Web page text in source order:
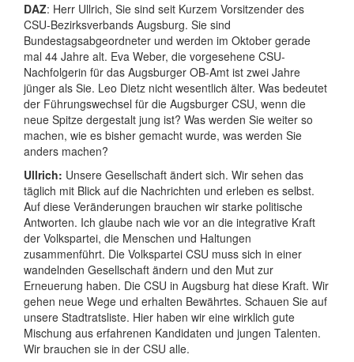
DAZ: Herr Ullrich, Sie sind seit Kurzem Vorsitzender des
CSU-Bezirksverbands Augsburg. Sie sind
Bundestagsabgeordneter und werden im Oktober gerade
mal 44 Jahre alt. Eva Weber, die vorgesehene CSU-
Nachfolgerin für das Augsburger OB-Amt ist zwei Jahre
jünger als Sie. Leo Dietz nicht wesentlich älter. Was bedeutet
der Führungswechsel für die Augsburger CSU, wenn die
neue Spitze dergestalt jung ist? Was werden Sie weiter so
machen, wie es bisher gemacht wurde, was werden Sie
anders machen?
Ullrich: Unsere Gesellschaft ändert sich. Wir sehen das
täglich mit Blick auf die Nachrichten und erleben es selbst.
Auf diese Veränderungen brauchen wir starke politische
Antworten. Ich glaube nach wie vor an die integrative Kraft
der Volkspartei, die Menschen und Haltungen
zusammenführt. Die Volkspartei CSU muss sich in einer
wandelnden Gesellschaft ändern und den Mut zur
Erneuerung haben. Die CSU in Augsburg hat diese Kraft. Wir
gehen neue Wege und erhalten Bewährtes. Schauen Sie auf
unsere Stadtratsliste. Hier haben wir eine wirklich gute
Mischung aus erfahrenen Kandidaten und jungen Talenten.
Wir brauchen sie in der CSU alle.